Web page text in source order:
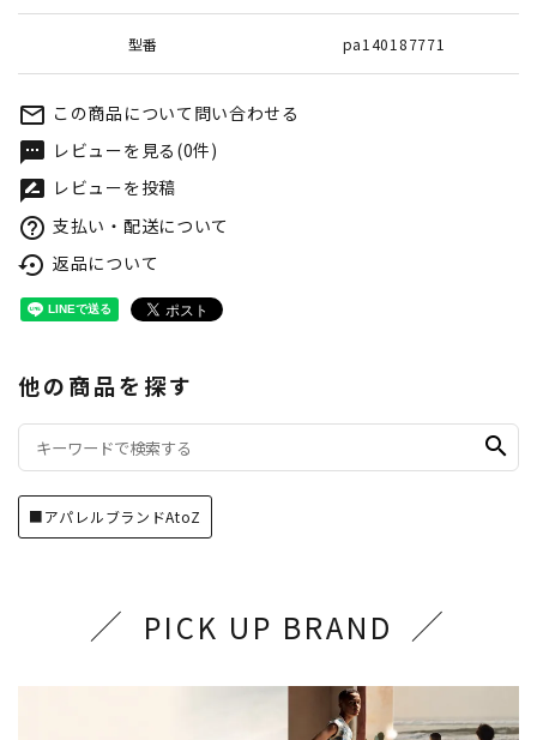
型番 pa140187771
mail_outline この商品について問い合わせる
textsms レビューを見る(0件)
rate_review レビューを投稿
help_outline 支払い・配送について
settings_backup_restore 返品について
他の商品を探す
search
■アパレルブランドAtoZ
PICK UP BRAND